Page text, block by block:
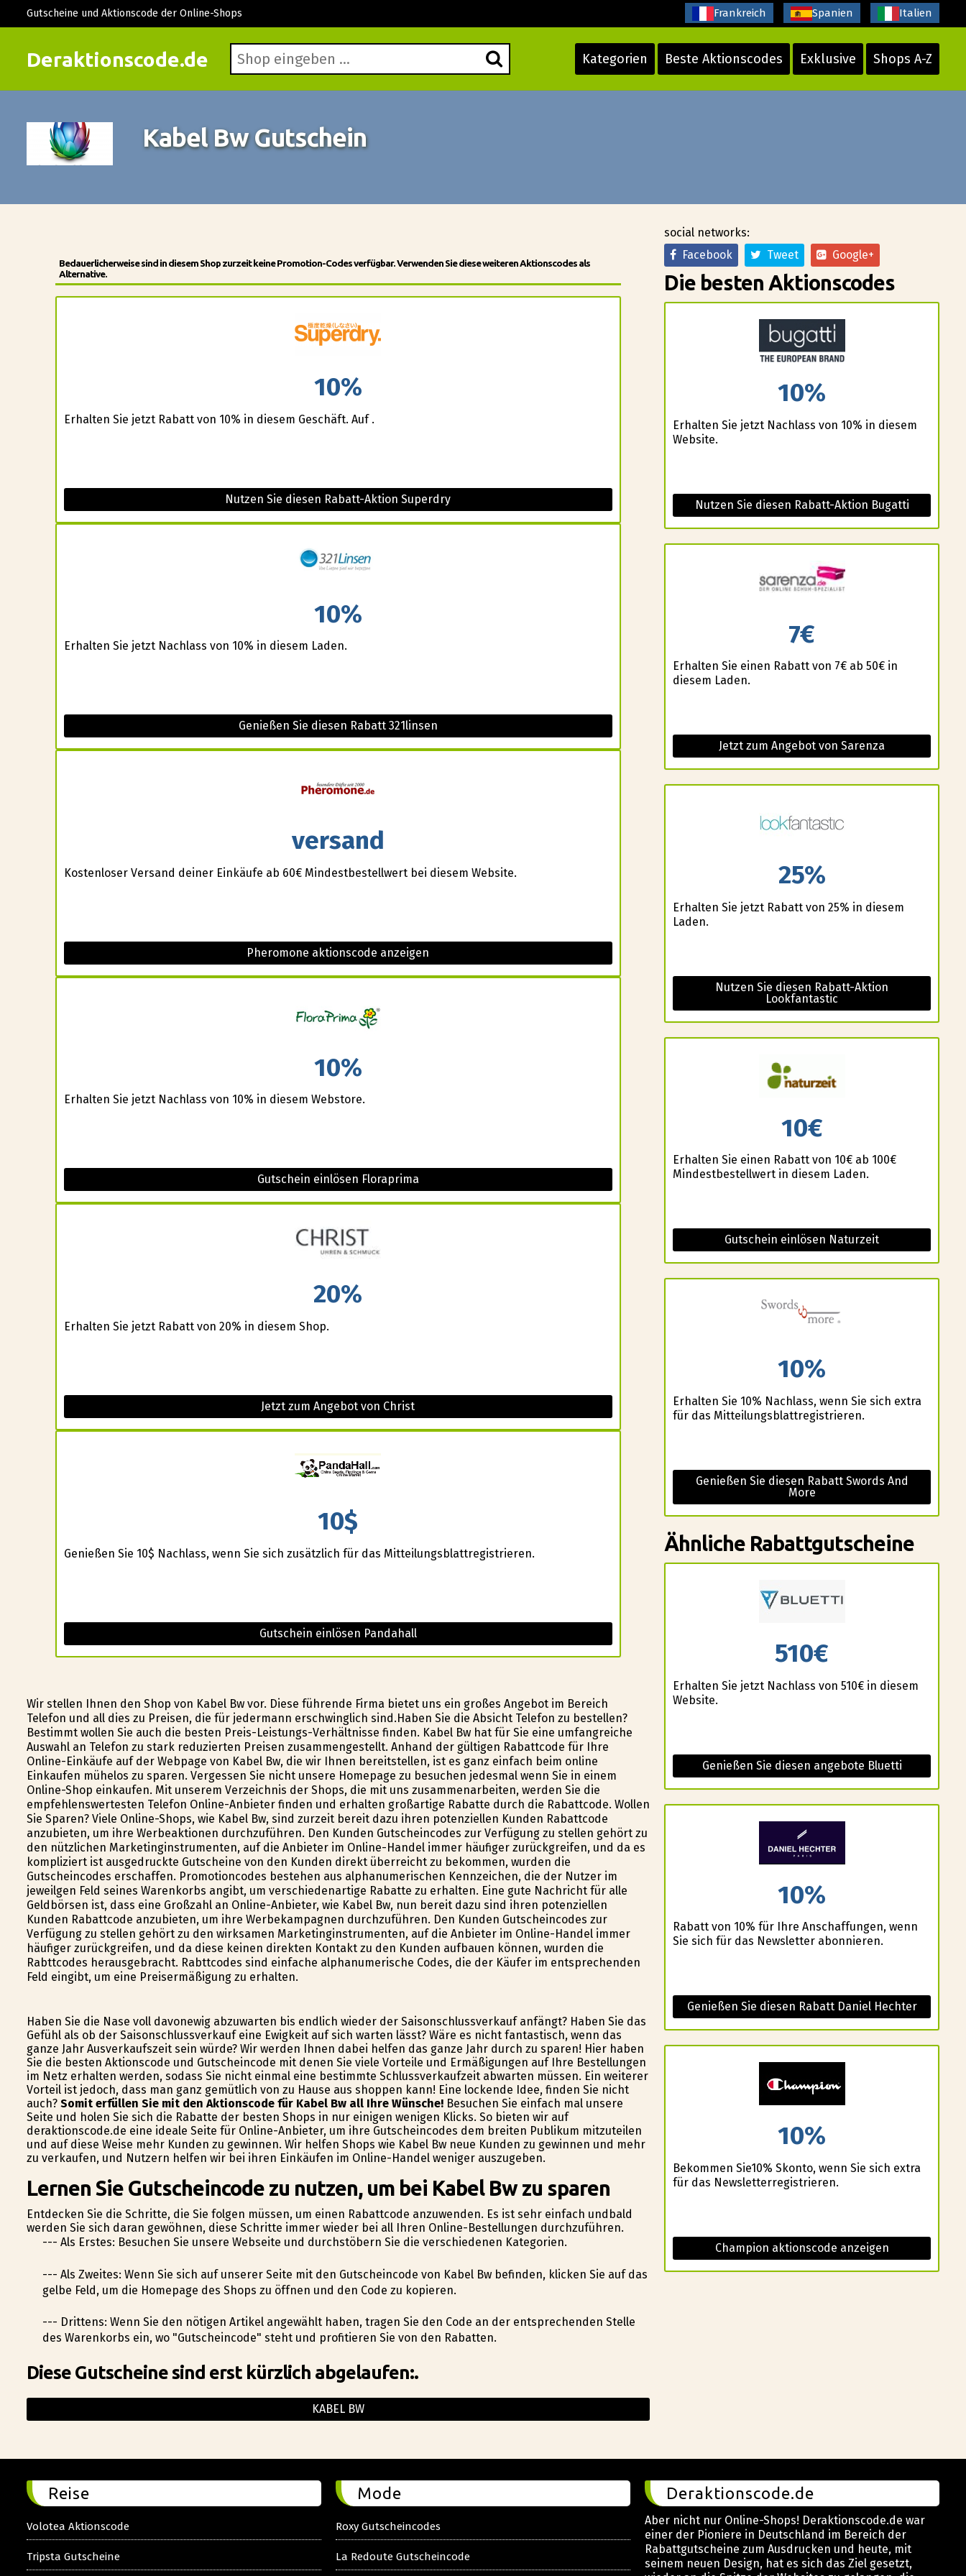
Deraktionscode.de Kategorien Beste Aktionscodes Exklusive Shops A-Z
Gutscheine und Aktionscode der Online-Shops Frankreich Spanien Italien
Kabel Bw Gutschein
Bedauerlicherweise sind in diesem Shop zurzeit keine Promotion-Codes verfügbar. Verwenden Sie diese weiteren Aktionscodes als
Alternative.
10%
Erhalten Sie jetzt Rabatt von 10% in diesem Geschäft. Auf .
Nutzen Sie diesen Rabatt-Aktion Superdry
10%
Erhalten Sie jetzt Nachlass von 10% in diesem Laden.
Genießen Sie diesen Rabatt 321linsen
versand
Kostenloser Versand deiner Einkäufe ab 60€ Mindestbestellwert bei diesem Website.
Pheromone aktionscode anzeigen
10%
Erhalten Sie jetzt Nachlass von 10% in diesem Webstore.
Gutschein einlösen Floraprima
20%
Erhalten Sie jetzt Rabatt von 20% in diesem Shop.
Jetzt zum Angebot von Christ
10$
Genießen Sie 10$ Nachlass, wenn Sie sich zusätzlich für das Mitteilungsblattregistrieren.
Gutschein einlösen Pandahall
Wir stellen Ihnen den Shop von Kabel Bw vor. Diese führende Firma bietet uns ein großes Angebot im Bereich
Telefon und all dies zu Preisen, die für jedermann erschwinglich sind.Haben Sie die Absicht Telefon zu bestellen?
Bestimmt wollen Sie auch die besten Preis-Leistungs-Verhältnisse finden. Kabel Bw hat für Sie eine umfangreiche
Auswahl an Telefon zu stark reduzierten Preisen zusammengestellt. Anhand der gültigen Rabattcode für Ihre
Online-Einkäufe auf der Webpage von Kabel Bw, die wir Ihnen bereitstellen, ist es ganz einfach beim online
Einkaufen mühelos zu sparen. Vergessen Sie nicht unsere Homepage zu besuchen jedesmal wenn Sie in einem
Online-Shop einkaufen. Mit unserem Verzeichnis der Shops, die mit uns zusammenarbeiten, werden Sie die
empfehlenswertesten Telefon Online-Anbieter finden und erhalten großartige Rabatte durch die Rabattcode. Wollen
Sie Sparen? Viele Online-Shops, wie Kabel Bw, sind zurzeit bereit dazu ihren potenziellen Kunden Rabattcode
anzubieten, um ihre Werbeaktionen durchzuführen. Den Kunden Gutscheincodes zur Verfügung zu stellen gehört zu
den nützlichen Marketinginstrumenten, auf die Anbieter im Online-Handel immer häufiger zurückgreifen, und da es
kompliziert ist ausgedruckte Gutscheine von den Kunden direkt überreicht zu bekommen, wurden die
Gutscheincodes erschaffen. Promotioncodes bestehen aus alphanumerischen Kennzeichen, die der Nutzer im
jeweilgen Feld seines Warenkorbs angibt, um verschiedenartige Rabatte zu erhalten. Eine gute Nachricht für alle
Geldbörsen ist, dass eine Großzahl an Online-Anbieter, wie Kabel Bw, nun bereit dazu sind ihren potenziellen
Kunden Rabattcode anzubieten, um ihre Werbekampagnen durchzuführen. Den Kunden Gutscheincodes zur
Verfügung zu stellen gehört zu den wirksamen Marketinginstrumenten, auf die Anbieter im Online-Handel immer
häufiger zurückgreifen, und da diese keinen direkten Kontakt zu den Kunden aufbauen können, wurden die
Rabttcodes herausgebracht. Rabttcodes sind einfache alphanumerische Codes, die der Käufer im entsprechenden
Feld eingibt, um eine Preisermäßigung zu erhalten.
Haben Sie die Nase voll davonewig abzuwarten bis endlich wieder der Saisonschlussverkauf anfängt? Haben Sie das
Gefühl als ob der Saisonschlussverkauf eine Ewigkeit auf sich warten lässt? Wäre es nicht fantastisch, wenn das
ganze Jahr Ausverkaufszeit sein würde? Wir werden Ihnen dabei helfen das ganze Jahr durch zu sparen! Hier haben
Sie die besten Aktionscode und Gutscheincode mit denen Sie viele Vorteile und Ermäßigungen auf Ihre Bestellungen
im Netz erhalten werden, sodass Sie nicht einmal eine bestimmte Schlussverkaufzeit abwarten müssen. Ein weiterer
Vorteil ist jedoch, dass man ganz gemütlich von zu Hause aus shoppen kann! Eine lockende Idee, finden Sie nicht
auch? Somit erfüllen Sie mit den Aktionscode für Kabel Bw all Ihre Wünsche!Besuchen Sie einfach mal unsere
Seite und holen Sie sich die Rabatte der besten Shops in nur einigen wenigen Klicks. So bieten wir auf
deraktionscode.de eine ideale Seite für Online-Anbieter, um ihre Gutscheincodes dem breiten Publikum mitzuteilen
und auf diese Weise mehr Kunden zu gewinnen. Wir helfen Shops wie Kabel Bw neue Kunden zu gewinnen und mehr
zu verkaufen, und Nutzern helfen wir bei ihren Einkäufen im Online-Handel weniger auszugeben.
Lernen Sie Gutscheincode zu nutzen, um bei Kabel Bw zu sparen
Entdecken Sie die Schritte, die Sie folgen müssen, um einen Rabattcode anzuwenden. Es ist sehr einfach undbald
werden Sie sich daran gewöhnen, diese Schritte immer wieder bei all Ihren Online-Bestellungen durchzuführen.
--- Als Erstes: Besuchen Sie unsere Webseite und durchstöbern Sie die verschiedenen Kategorien.
--- Als Zweites: Wenn Sie sich auf unserer Seite mit den Gutscheincode von Kabel Bw befinden, klicken Sie auf das
gelbe Feld, um die Homepage des Shops zu öffnen und den Code zu kopieren.
--- Drittens: Wenn Sie den nötigen Artikel angewählt haben, tragen Sie den Code an der entsprechenden Stelle
des Warenkorbs ein, wo "Gutscheincode" steht und profitieren Sie von den Rabatten.
Diese Gutscheine sind erst kürzlich abgelaufen:.
KABEL BW
social networks:
Facebook
Tweet Google+
Die besten Aktionscodes
10%
Erhalten Sie jetzt Nachlass von 10% in diesem
Website.
Nutzen Sie diesen Rabatt-Aktion Bugatti
7€
Erhalten Sie einen Rabatt von 7€ ab 50€ in
diesem Laden.
Jetzt zum Angebot von Sarenza
25%
Erhalten Sie jetzt Rabatt von 25% in diesem
Laden.
Nutzen Sie diesen Rabatt-Aktion
Lookfantastic
10€
Erhalten Sie einen Rabatt von 10€ ab 100€
Mindestbestellwert in diesem Laden.
Gutschein einlösen Naturzeit
10%
Erhalten Sie 10% Nachlass, wenn Sie sich extra
für das Mitteilungsblattregistrieren.
Genießen Sie diesen Rabatt Swords And
More
Ähnliche Rabattgutscheine
510€
Erhalten Sie jetzt Nachlass von 510€ in diesem
Website.
Genießen Sie diesen angebote Bluetti
10%
Rabatt von 10% für Ihre Anschaffungen, wenn
Sie sich für das Newsletter abonnieren.
Genießen Sie diesen Rabatt Daniel Hechter
10%
Bekommen Sie10% Skonto, wenn Sie sich extra
für das Newsletterregistrieren.
Champion aktionscode anzeigen
Reise
Volotea Aktionscode
Tripsta Gutscheine
Mode
Roxy Gutscheincodes
La Redoute Gutscheincode
Deraktionscode.de
Aber nicht nur Online-Shops! Deraktionscode.de war
einer der Pioniere in Deutschland im Bereich der
Rabattgutscheine zum Ausdrucken und heute, mit
seinem neuen Design, hat es sich das Ziel gesetzt,